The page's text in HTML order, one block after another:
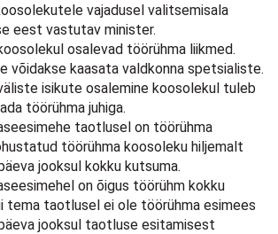
vajadusel valitsemisala
eest vastutav minister.
osalevad töörühma liikmed.
võidakse kaasata valdkonna spetsialiste.
isikute osalemine koosolekul tuleb
töörühma juhiga.
taotlusel on töörühma
töörühma koosoleku hiljemalt
jooksul kokku kutsuma.
on õigus töörühm kokku
tema taotlusel ei ole töörühma esimees
jooksul taotluse esitamisest